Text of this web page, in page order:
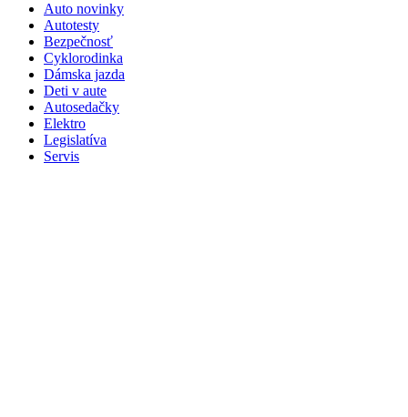
Auto novinky
Autotesty
Bezpečnosť
Cyklorodinka
Dámska jazda
Deti v aute
Autosedačky
Elektro
Legislatíva
Servis